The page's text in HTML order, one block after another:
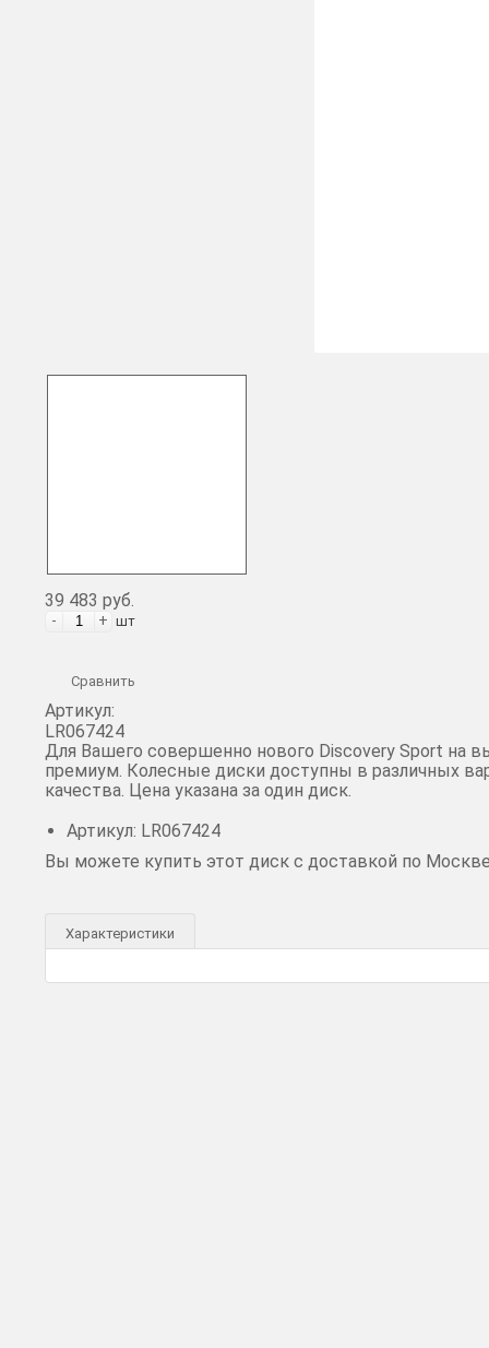
39 483 руб.
- + шт
Сравнить
Артикул:
LR067424
Для Вашего совершенно нового Discovery Sport на
премиум. Колесные диски доступны в различных
качества. Цена указана за один диск.
Артикул: LR067424
Вы можете купить этот диск с доставкой по
Характеристики